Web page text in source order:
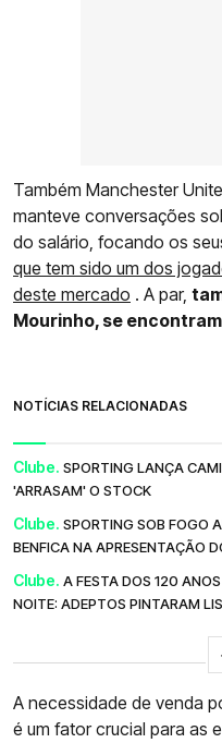
Também Manchester
manteve conversações
do salário, focando os
que tem sido um dos
deste mercado . A par,
Mourinho, se
NOTÍCIAS RELACIONADAS
Clube. SPORTING LANÇA
'ARRASAM' O STOCK
Clube. SPORTING SOB FOGO
BENFICA NA APRESENTAÇÃO
Clube. A FESTA DOS 120
NOITE: ADEPTOS PINTARAM
A necessidade de venda
é um fator crucial para as